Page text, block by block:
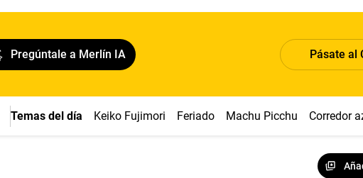
Pregúntale a Merlín IA Pásate al
Temas del día Keiko Fujimori Feriado Machu Picchu Corredor